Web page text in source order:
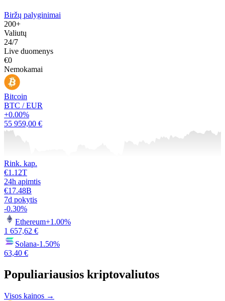
Biržų palyginimai
200+
Valiutų
24/7
Live duomenys
€0
Nemokamai
Bitcoin
BTC / EUR
+0.00%
55 959,00 €
Rink. kap.
€1.12T
24h apimtis
€17.48B
7d pokytis
-0.30%
Ethereum+1.00%
1 657,62 €
Solana-1.50%
63,40 €
Populiariausios kriptovaliutos
Visos kainos →